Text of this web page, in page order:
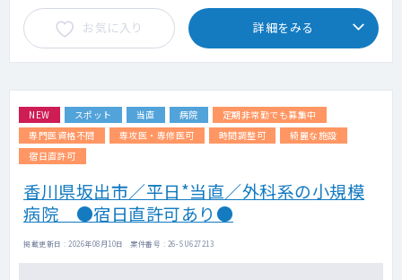
お気に入り 詳細をみる
NEW スポット 当直 病院
定期非常勤でも募集中
専門医資格不問
専攻医・専修医可 時間調整可
綺麗な施設
宿日直許可
香川県坂出市／平日*当直／外科系の小規模
病院 ●宿日直許可あり●
掲載更新日 : 2026年08月10日 案件番号 : 26-SU627213